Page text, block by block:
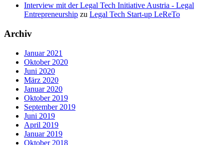
Interview mit der Legal Tech Initiative Austria - Legal
Entrepreneurship zu Legal Tech Start-up LeReTo
Archiv
Januar 2021
Oktober 2020
Juni 2020
März 2020
Januar 2020
Oktober 2019
September 2019
Juni 2019
April 2019
Januar 2019
Oktober 2018